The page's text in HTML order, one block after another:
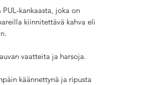
kankaasta, joka on
kiinnitettävä kahva eli
vaatteita ja harsoja.
käännettynä ja ripusta